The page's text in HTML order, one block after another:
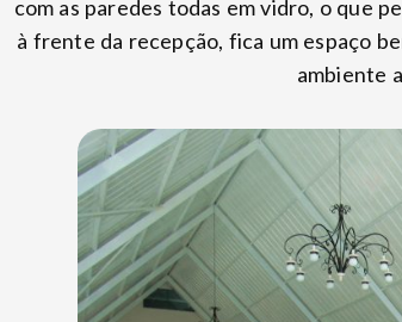
com as paredes todas em vidro, o que
à frente da recepção, fica um espaço
ambiente